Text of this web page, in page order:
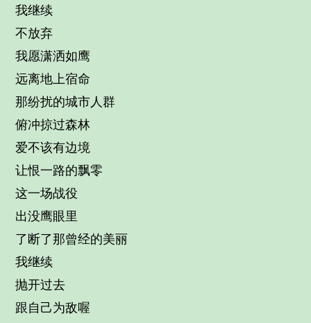
我继续
不放弃
我愿潇洒如鹰
远离地上宿命
那纷扰的城市人群
俯冲掠过森林
爱不该有边境
让恨一路的飘零
这一场战役
出没鹰眼里
了断了那曾经的美丽
我继续
抛开过去
跟自己为敌喔